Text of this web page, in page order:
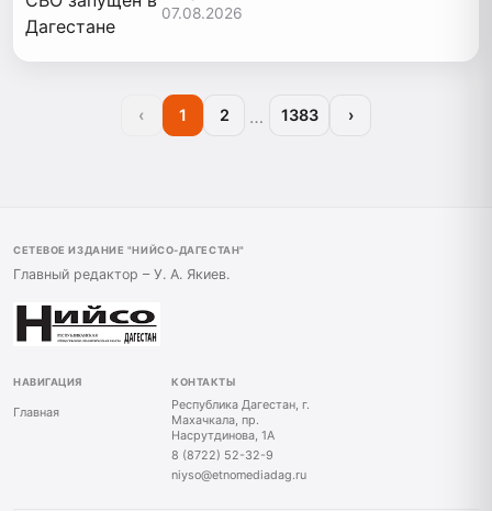
07.08.2026
‹ 1 2 … 1383 ›
СЕТЕВОЕ ИЗДАНИЕ "НИЙСО-ДАГЕСТАН"
Главный редактор – У. А. Якиев.
НАВИГАЦИЯ
Главная
КОНТАКТЫ
Республика Дагестан, г.
Махачкала, пр.
Насрутдинова, 1А
8 (8722) 52-32-9
niyso@etnomediadag.ru